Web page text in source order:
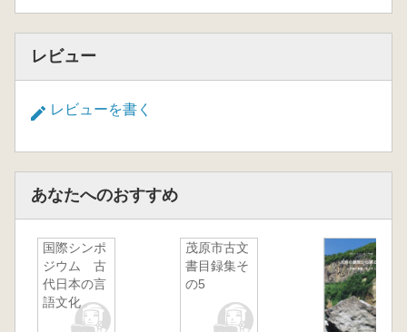
レビュー
レビューを書く
あなたへのおすすめ
国際シンポ
ジウム 古
代日本の言
語文化
茂原市古文
書目録集そ
の5